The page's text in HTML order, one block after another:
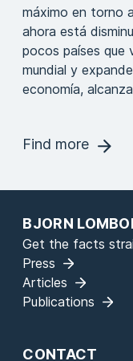
máximo en torno
ahora está
pocos países que
mundial y
economía,
Find more
BJORN
Get the facts
Press
Articles
Publications
CONTACT